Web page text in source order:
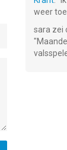
weer
sara zei
"